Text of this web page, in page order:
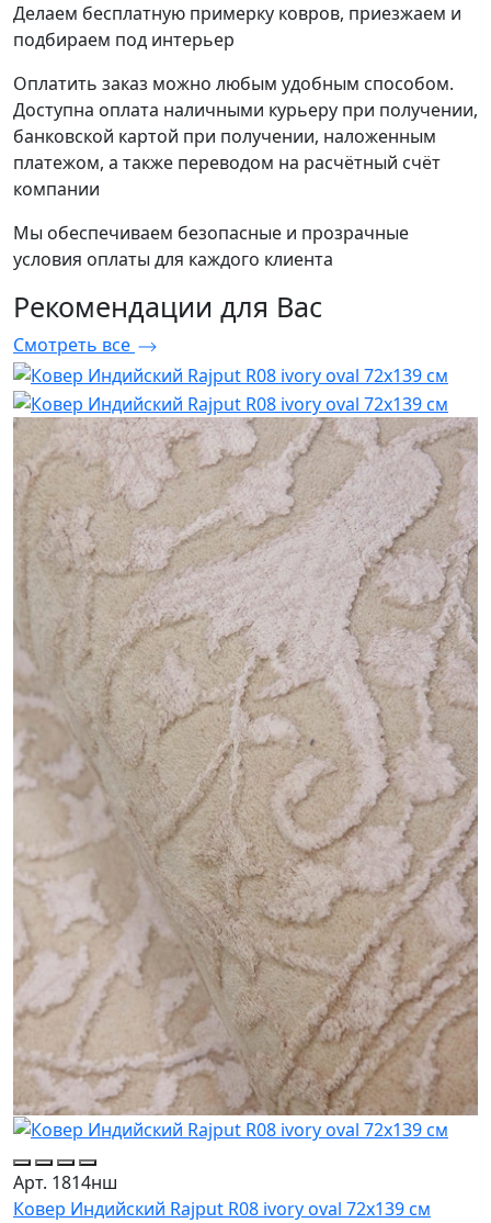
Делаем бесплатную примерку ковров, приезжаем и
подбираем под интерьер
Оплатить заказ можно любым удобным способом.
Доступна оплата наличными курьеру при получении,
банковской картой при получении, наложенным
платежом, а также переводом на расчётный счёт
компании
Мы обеспечиваем безопасные и прозрачные
условия оплаты для каждого клиента
Рекомендации для Вас
Смотреть все
Арт. 1814нш
Ковер Индийский Rajput R08 ivory oval 72x139 см